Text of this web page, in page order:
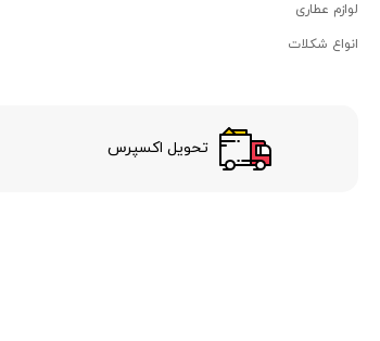
لوازم عطاری
انواع شکلات
تحویل اکسپرس